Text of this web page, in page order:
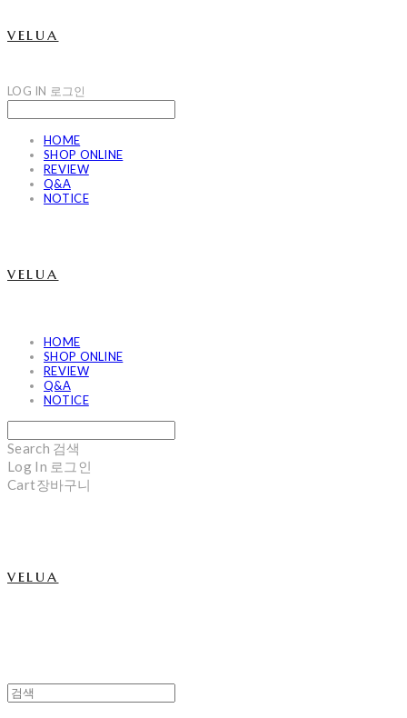
velua
LOG IN 로그인
HOME
SHOP ONLINE
REVIEW
Q&A
NOTICE
velua
HOME
SHOP ONLINE
REVIEW
Q&A
NOTICE
Search 검색
Log In 로그인
Cart장바구니
velua